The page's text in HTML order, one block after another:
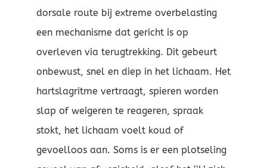
dorsale route bij extreme overbelasting
een mechanisme dat gericht is op
overleven via terugtrekking. Dit gebeurt
onbewust, snel en diep in het lichaam. Het
hartslagritme vertraagt, spieren worden
slap of weigeren te reageren, spraak
stokt, het lichaam voelt koud of
gevoelloos aan. Soms is er een plotseling